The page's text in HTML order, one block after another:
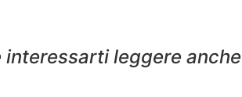
interessarti leggere anche